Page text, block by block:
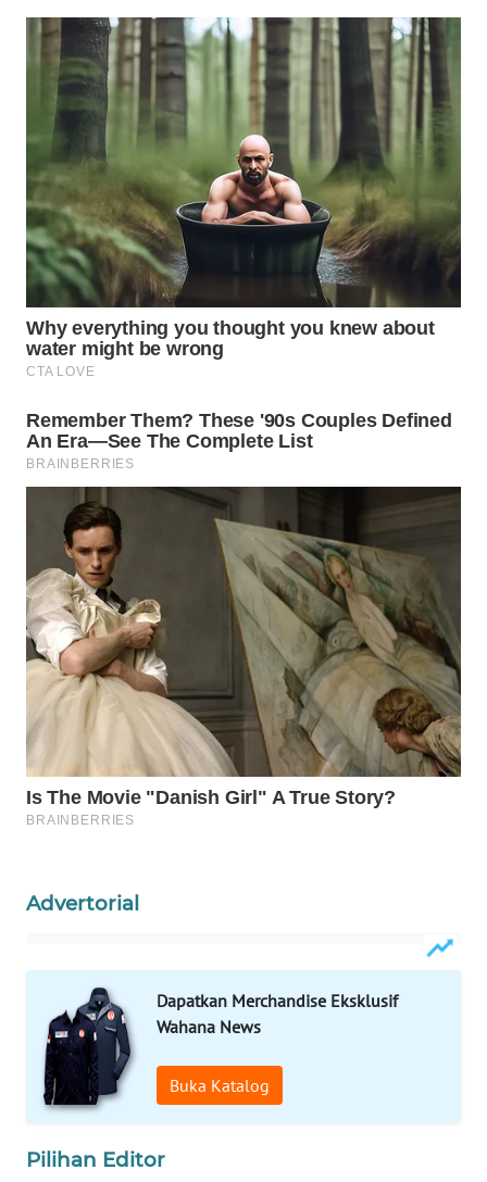
Advertorial
Dapatkan Merchandise Eksklusif
Wahana News
Buka Katalog
Pilihan Editor
WN
PRIANGAN
TIMUR
WN
SOLO
WN
BOROBUDUR
WN
MADURA
WN
SURABAYA
WN
NATUNA
WN
BINTAN
WN
MANDALIKA
LIKUPANG
WAHANA
NEWS
WAHANA